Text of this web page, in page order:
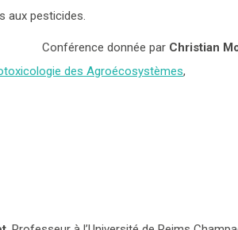
aux pesticides.
Conférence donnée par Christian
des Agroécosystèmes,